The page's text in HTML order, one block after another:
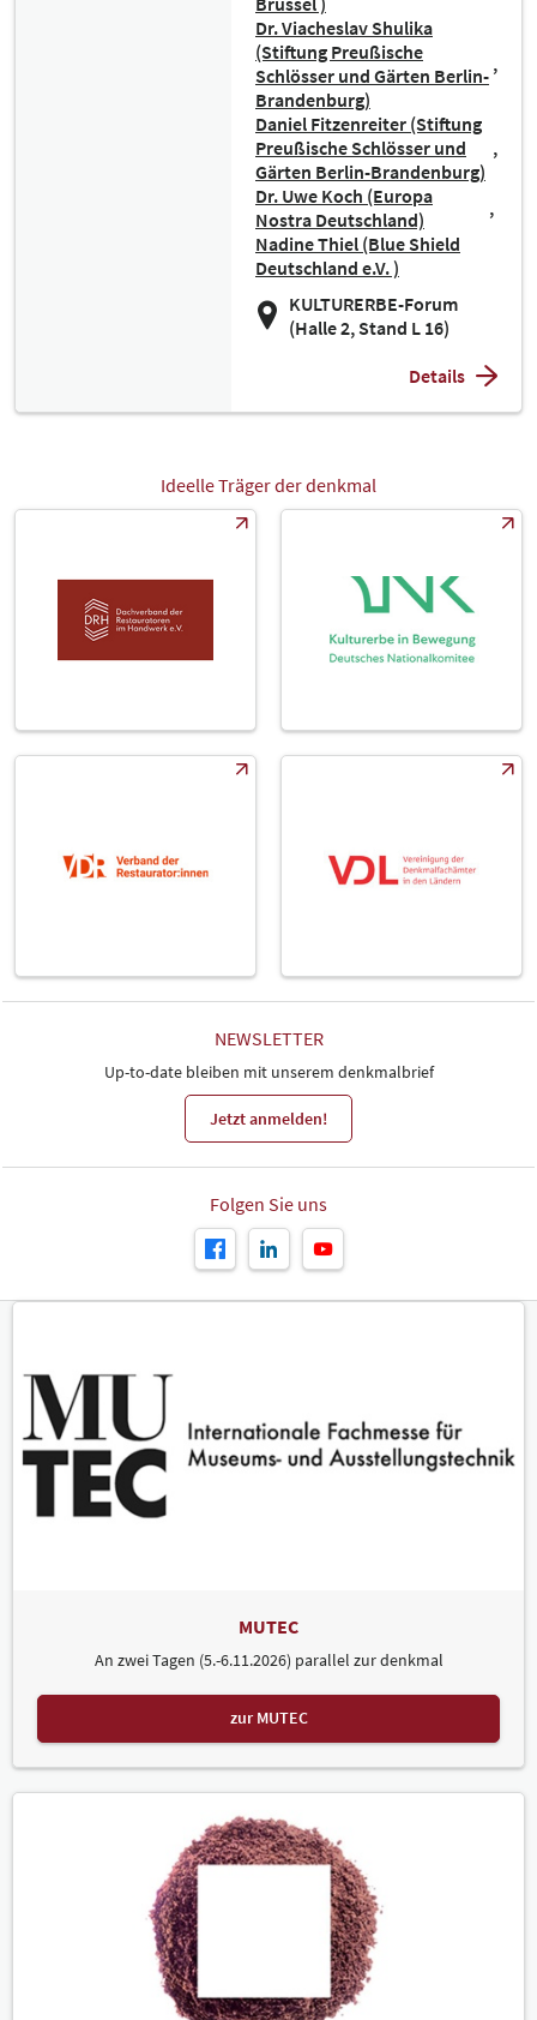
Dr. Viacheslav Shulika
(Stiftung Preußische
Schlösser und Gärten Berlin-
Brandenburg)
Daniel Fitzenreiter (Stiftung
Preußische Schlösser und
Gärten Berlin-Brandenburg)
Dr. Uwe Koch (Europa
Nostra Deutschland)
Nadine Thiel (Blue Shield
Deutschland e.V. )
KULTURERBE-Forum
(Halle 2, Stand L 16)
Details
Ideelle Träger der denkmal
NEWSLETTER
Up-to-date bleiben mit unserem denkmalbrief
Jetzt anmelden!
Folgen Sie uns
MUTEC
An zwei Tagen (5.-6.11.2026) parallel zur denkmal
zur MUTEC